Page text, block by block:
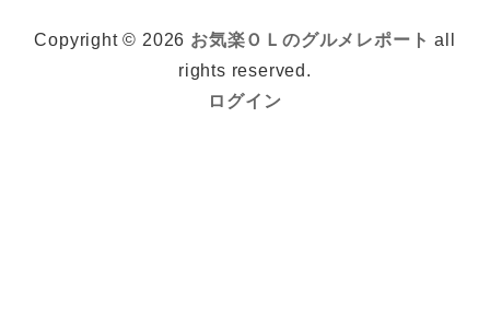
Copyright © 2026 お気楽ＯＬのグルメレポート all
rights reserved.
ログイン